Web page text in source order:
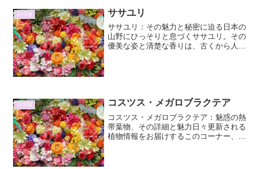
花情報 ササユリ
ササユリ：その魅力と秘密に迫る日本の
山野にひっそりと息づくササユリ。その
優美な姿と清楚な香りは、古くから人々
花情報 コスツス・メガロブラクテア
コスツス・メガロブラクテア：魅惑の熱
帯葉物、その詳細と魅力日々更新される
植物情報をお届けするこのコーナー、本